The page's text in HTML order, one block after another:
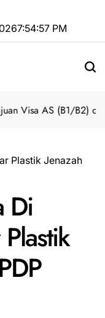
7:54:58 PM
Visa AS (B1/B2) dari
Di